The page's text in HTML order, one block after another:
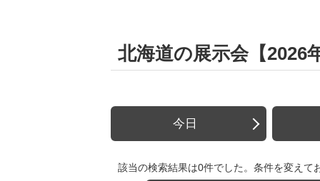
北海道の展示会【2026
今日
該当の検索結果は0件でした。条件を変えて